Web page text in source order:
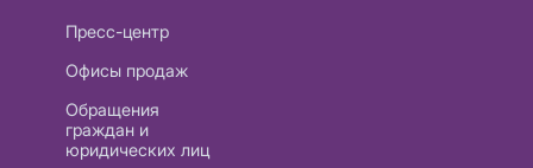
Пресс-центр
Офисы продаж
Обращения
граждан и
юридических лиц